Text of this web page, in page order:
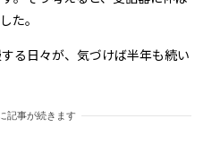
た。
る日々が、気づけば半年も続い
記事が続きます